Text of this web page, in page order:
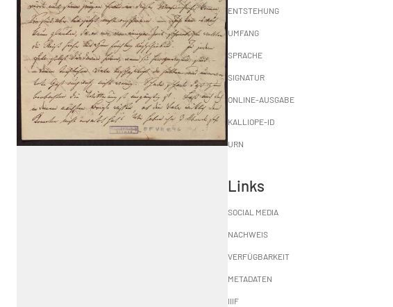
ENTSTEHUNG
UMFANG
SPRACHE
SIGNATUR
ONLINE-AUSGABE
KALLIOPE-ID
URN
Links
SOCIAL MEDIA
NACHWEIS
VERFÜGBARKEIT
METADATEN
IIIF